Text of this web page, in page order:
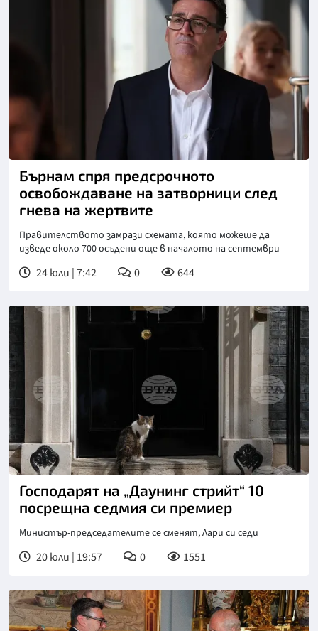
Снимка: ПА Медия
Бърнам спря предсрочното
освобождаване на затворници след
гнева на жертвите
Правителството замрази схемата, която можеше да
изведе около 700 осъдени още в началото на септември
24 юли | 7:42 0 644
Господарят на „Даунинг стрийт“ 10
посрещна седмия си премиер
Министър-председателите се сменят, Лари си седи
20 юли | 19:57 0 1551